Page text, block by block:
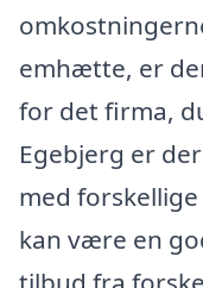
emhætte, er
for det firma,
Egebjerg er
med
kan være en